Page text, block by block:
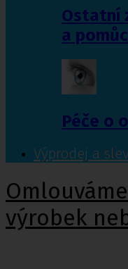
Ostatní
a
Péče o
Výprodej a
výrobek